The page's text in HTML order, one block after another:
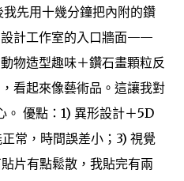
先用十幾分鐘把內附的鑽
設計工作室的入口牆面——
物造型趣味＋鑽石畫顆粒反
看起來像藝術品。這讓我對
。 優點：1) 異形設計＋5D
常，時間誤差小；3) 視覺
片有點鬆散，我貼完有兩